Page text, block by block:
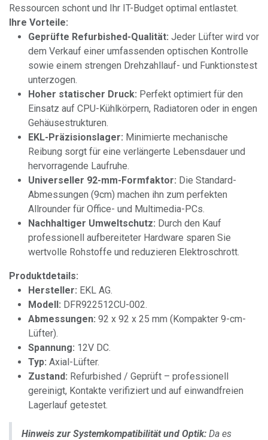
Ressourcen schont und Ihr IT-Budget optimal entlastet.
Ihre Vorteile:
Geprüfte Refurbished-Qualität: Jeder Lüfter wird vor
dem Verkauf einer umfassenden optischen Kontrolle
sowie einem strengen Drehzahllauf- und Funktionstest
unterzogen.
Hoher statischer Druck: Perfekt optimiert für den
Einsatz auf CPU-Kühlkörpern, Radiatoren oder in engen
Gehäusestrukturen.
EKL-Präzisionslager: Minimierte mechanische
Reibung sorgt für eine verlängerte Lebensdauer und
hervorragende Laufruhe.
Universeller 92-mm-Formfaktor: Die Standard-
Abmessungen (9cm) machen ihn zum perfekten
Allrounder für Office- und Multimedia-PCs.
Nachhaltiger Umweltschutz: Durch den Kauf
professionell aufbereiteter Hardware sparen Sie
wertvolle Rohstoffe und reduzieren Elektroschrott.
Produktdetails:
Hersteller: EKL AG.
Modell: DFR922512CU-002.
Abmessungen: 92 x 92 x 25 mm (Kompakter 9-cm-
Lüfter).
Spannung: 12V DC.
Typ: Axial-Lüfter.
Zustand: Refurbished / Geprüft – professionell
gereinigt, Kontakte verifiziert und auf einwandfreien
Lagerlauf getestet.
Hinweis zur Systemkompatibilität und Optik: Da es